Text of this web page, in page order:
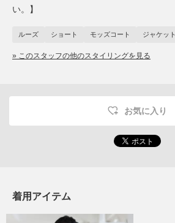
い。】
ルーズ ショート モッズコート ジャケット
» このスタッフの他のスタイリングを見る
お気に入り
着用アイテム